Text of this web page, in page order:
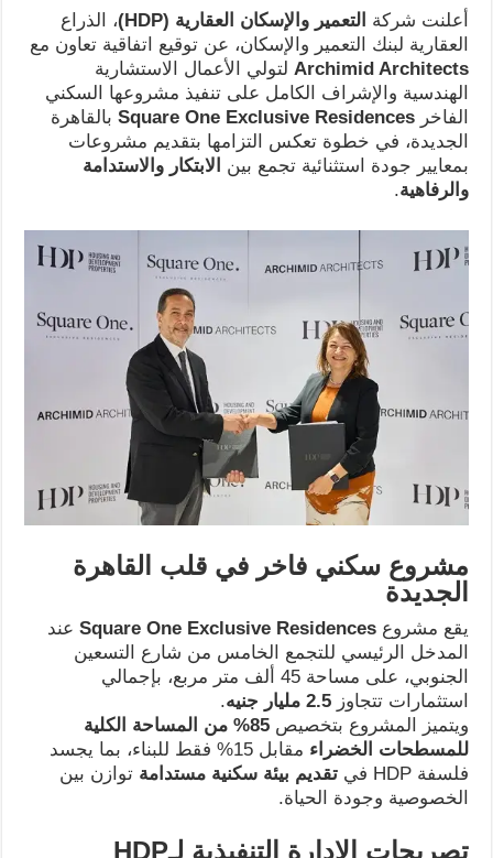
أعلنت شركة التعمير والإسكان العقارية(HDP)
، الذراع
العقارية لبنك التعمير والإسكان، عن توقيع اتفاقية تعاون مع
Archimid Architectsلتولي الأعمال الاستشارية
الهندسية والإشراف الكامل على تنفيذ مشروعها السكني
الفاخر Square One Exclusive Residencesبالقاهرة
الجديدة، في خطوة تعكس التزامها بتقديم مشروعات
بمعايير جودة استثنائية تجمع بين
الابتكار والاستدامة
والرفاهية.
مشروع سكني فاخر في قلب القاهرة
الجديدة
يقع مشروع Square One Exclusive Residencesعند
المدخل الرئيسي للتجمع الخامس من شارع التسعين
الجنوبي، على مساحة 45 ألف متر مربع، بإجمالي
استثمارات تتجاوز 2.5 مليار جنيه.
ويتميز المشروع بتخصيص 85%
من المساحة الكلية
للمسطحات الخضراء
مقابل 15% فقط للبناء، بما يجسد
فلسفة HDP في
تقديم بيئة سكنية مستدامةتوازن بين
الخصوصية وجودة الحياة.
تصريحات الإدارة التنفيذية لـHDP